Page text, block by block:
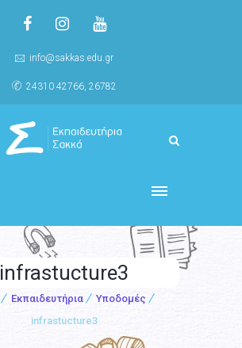
info@sakkas.edu.gr
24310 42766, 26782
infrastucture3
Εκπαιδευτήρια
Υποδομές
infrastucture3